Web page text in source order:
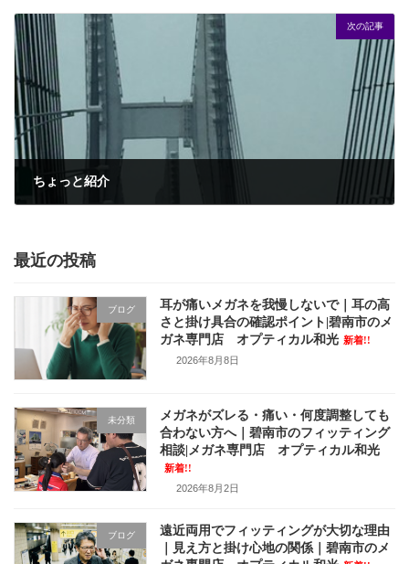
次の記事
ちょっと紹介
最近の投稿
ブログ
耳が痛いメガネを我慢しないで｜耳の高
さと掛け具合の確認ポイント|碧南市のメ
ガネ専門店 オプティカル和光 新着!!
2026年8月8日
未分類
メガネがズレる・痛い・何度調整しても
合わない方へ｜碧南市のフィッティング
相談|メガネ専門店 オプティカル和光
新着!!
2026年8月2日
ブログ
遠近両用でフィッティングが大切な理由
｜見え方と掛け心地の関係｜碧南市のメ